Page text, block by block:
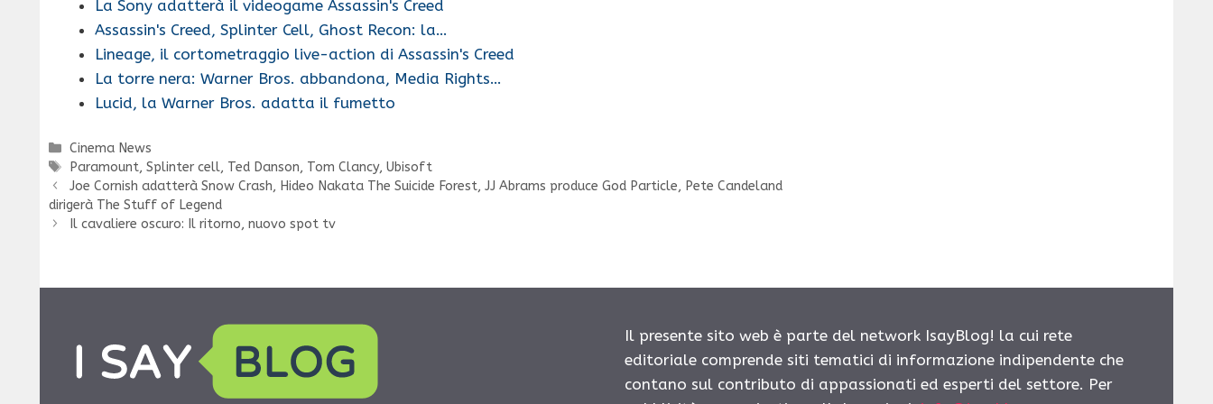
La Sony adatterà il videogame Assassin's Creed
Assassin's Creed, Splinter Cell, Ghost Recon: la…
Lineage, il cortometraggio live-action di Assassin's Creed
La torre nera: Warner Bros. abbandona, Media Rights…
Lucid, la Warner Bros. adatta il fumetto
Categorie
Cinema News
Tag
Paramount,Splinter cell, Ted Danson, Tom Clancy,Ubisoft
Joe Cornish adatterà Snow Crash, Hideo Nakata The Suicide Forest, JJ Abrams produce God Particle, Pete Candeland
dirigerà The Stuff of Legend
Il cavaliere oscuro: Il ritorno, nuovo spot tv
Il presente sito web è parte del network IsayBlog! la cui rete
editoriale comprende siti tematici di informazione indipendente che
contano sul contributo di appassionati ed esperti del settore. Per